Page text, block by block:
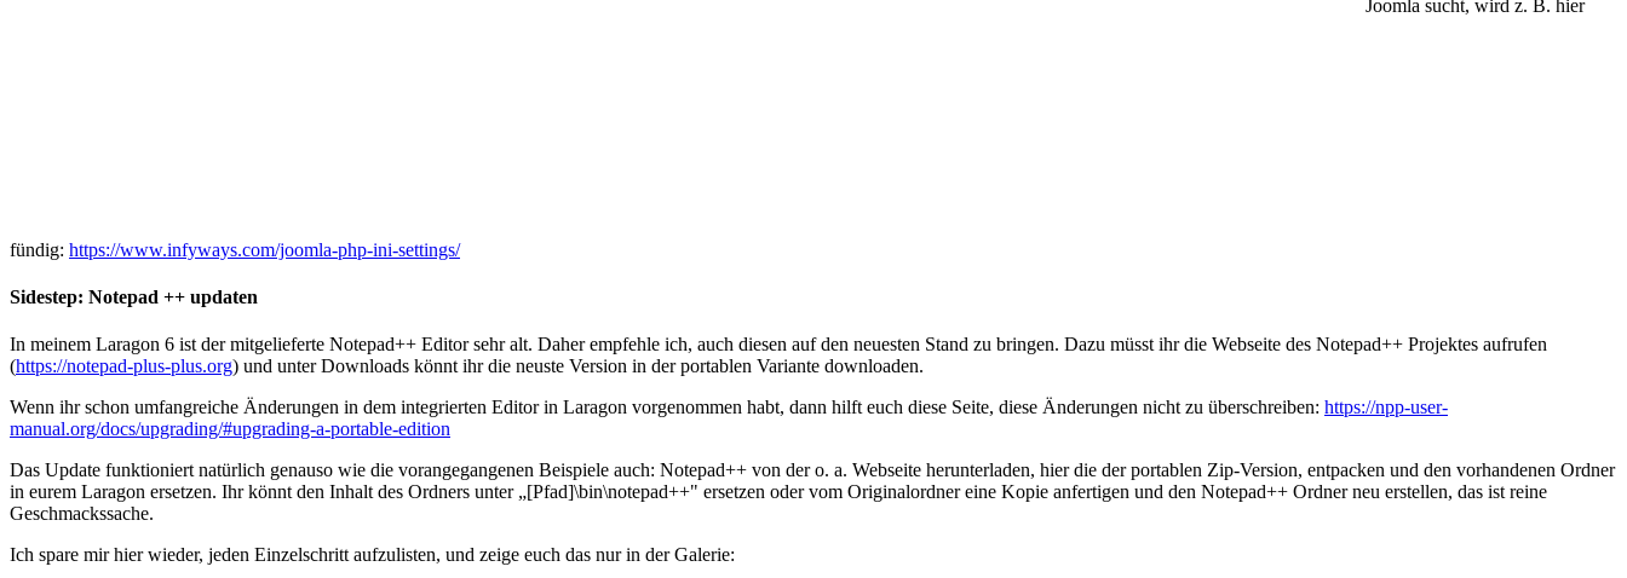
Joomla sucht, wird z. B. hier
fündig: https://www.infyways.com/joomla-php-ini-settings/
Sidestep: Notepad ++ updaten
In meinem Laragon 6 ist der mitgelieferte Notepad++ Editor sehr alt. Daher empfehle ich, auch diesen auf den neuesten Stand zu bringen. Dazu müsst ihr die Webseite des Notepad++ Projektes aufrufen
(https://notepad-plus-plus.org) und unter Downloads könnt ihr die neuste Version in der portablen Variante downloaden.
Wenn ihr schon umfangreiche Änderungen in dem integrierten Editor in Laragon vorgenommen habt, dann hilft euch diese Seite, diese Änderungen nicht zu überschreiben: https://npp-user-
manual.org/docs/upgrading/#upgrading-a-portable-edition
Das Update funktioniert natürlich genauso wie die vorangegangenen Beispiele auch: Notepad++ von der o. a. Webseite herunterladen, hier die der portablen Zip-Version, entpacken und den vorhandenen Ordner
in eurem Laragon ersetzen. Ihr könnt den Inhalt des Ordners unter „[Pfad]\bin\notepad++" ersetzen oder vom Originalordner eine Kopie anfertigen und den Notepad++ Ordner neu erstellen, das ist reine
Geschmackssache.
Ich spare mir hier wieder, jeden Einzelschritt aufzulisten, und zeige euch das nur in der Galerie: